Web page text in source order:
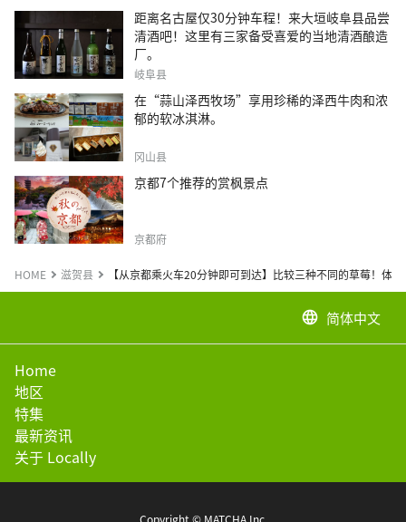
距离名古屋仅30分钟车程！来大垣岐阜县品尝
清酒吧！这里有三家备受喜爱的当地清酒酿造
厂。
岐阜县
在“蒜山泽西牧场”享用珍稀的泽西牛肉和浓
郁的软冰淇淋。
冈山县
京都7个推荐的赏枫景点
京都府
HOME 滋贺县 【从京都乘火车20分钟即可到达】比较三种不同的草莓！体
language 简体中文
Home
地区
特集
最新资讯
关于 Locally
Copyright © MATCHA Inc.